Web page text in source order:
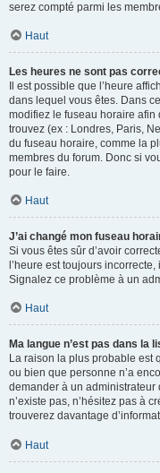
serez compté parmi les
Haut
Les heures ne sont pas
Il est possible que l’heure
dans lequel vous êtes. Dans
modifiez le fuseau horaire afin
trouvez (ex : Londres, Paris,
du fuseau horaire, comme la
membres du forum. Donc si
pour le faire.
Haut
J’ai changé mon fuseau
Si vous êtes sûr d’avoir
l’heure est toujours
Signalez ce problème à un
Haut
Ma langue n’est pas dans la
La raison la plus probable est
ou bien que personne n’a
demander à un administrateur
n’existe pas, n’hésitez pas à
trouverez davantage
Haut